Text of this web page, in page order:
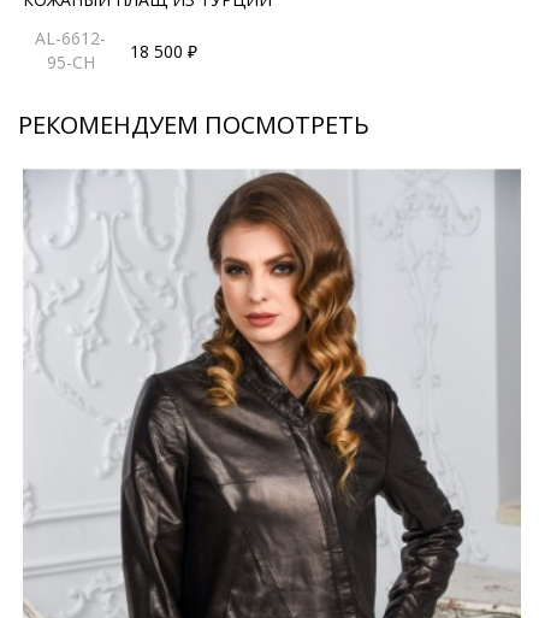
AL-6612-
95-CH
18 500 ₽
РЕКОМЕНДУЕМ ПОСМОТРЕТЬ